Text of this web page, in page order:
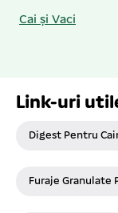
Cai și Vaci
Link-uri
Digest Pentru
Furaje Granulate